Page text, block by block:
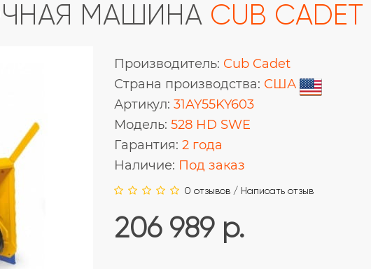
МАШИНА CUB
Производитель: Cub Cadet
Страна производства: США
Артикул: 31AY55KY603
Модель: 528 HD SWE
Гарантия: 2 года
Наличие: Под заказ
0 отзывов / Написать отзыв
206 989 р.